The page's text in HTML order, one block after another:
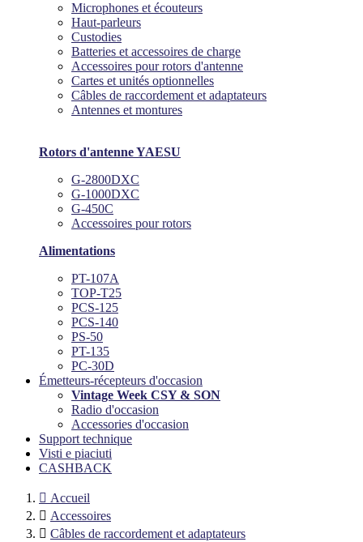
Microphones et écouteurs
Haut-parleurs
Custodies
Batteries et accessoires de charge
Accessoires pour rotors d'antenne
Cartes et unités optionnelles
Câbles de raccordement et adaptateurs
Antennes et montures
Rotors d'antenne YAESU
G-2800DXC
G-1000DXC
G-450C
Accessoires pour rotors
Alimentations
PT-107A
TOP-T25
PCS-125
PCS-140
PS-50
PT-135
PC-30D
Émetteurs-récepteurs d'occasion
Vintage Week CSY & SON
Radio d'occasion
Accessories d'occasion
Support technique
Visti e piaciuti
CASHBACK
 Accueil
 Accessoires
 Câbles de raccordement et adaptateurs